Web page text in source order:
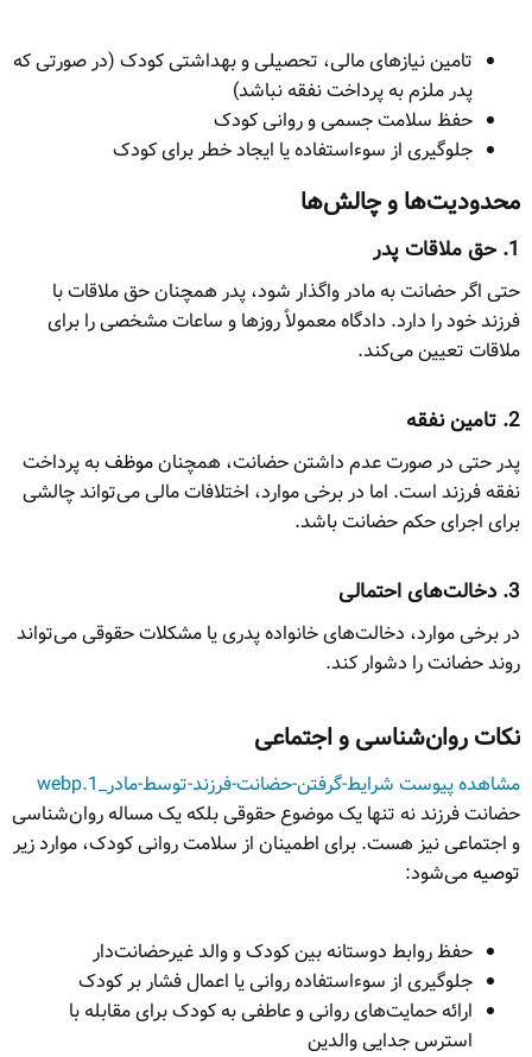
تامین نیازهای مالی، تحصیلی و بهداشتی کودک (در صورتی که
پدر ملزم به پرداخت نفقه نباشد)
حفظ سلامت جسمی و روانی کودک
جلوگیری از سوءاستفاده یا ایجاد خطر برای کودک
محدودیت‌ها و چالش‌ها​
1. حق ملاقات پدر
حتی اگر حضانت به مادر واگذار شود، پدر همچنان حق ملاقات با
فرزند خود را دارد. دادگاه معمولاً روزها و ساعات مشخصی را برای
ملاقات تعیین می‌کند.
2. تامین نفقه
پدر حتی در صورت عدم داشتن حضانت، همچنانموظفبه پرداخت
نفقه فرزند است. اما در برخی موارد، اختلافات مالی می‌تواند چالشی
برای اجرای حکم حضانت باشد.
3. دخالت‌های احتمالی
در برخی موارد، دخالت‌های خانواده پدری یا مشکلات حقوقی می‌تواند
روند حضانت را دشوار کند.
نکات روان‌شناسی و اجتماعی​
مشاهده پیوست شرایط-گرفتن-حضانت-فرزند-توسط-مادر_1.webp
حضانت فرزند نه تنها یک موضوع حقوقی بلکه یک مساله روان‌شناسی
و اجتماعی نیز هست. برای اطمینان از سلامت روانی کودک، موارد زیر
توصیه می‌شود:
حفظ روابط دوستانه بین کودک و والد غیرحضانت‌دار
جلوگیری از سوءاستفاده روانی یا اعمال فشار بر کودک
ارائه حمایت‌های روانی و عاطفی به کودک برای مقابله با
استرس جدایی والدین